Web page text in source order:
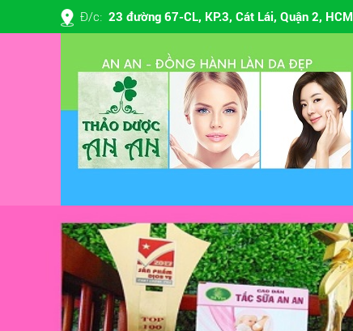
Đ/c: 23 đường 67-CL, KP.3, Cát Lái, Quận 2, HCM